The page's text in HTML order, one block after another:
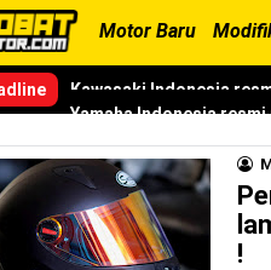
Motor Baru
Yamaha Indonesia
Yamaha Indonesia
Medan !
!